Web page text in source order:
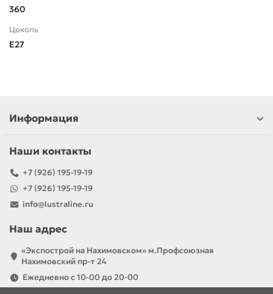
360
Цоколь
E27
Информация
Наши контакты
+7 (926) 195-19-19
+7 (926) 195-19-19
info@lustraline.ru
Наш адрес
«Экспострой на Нахимовском» м.Профсоюзная
Нахимовский пр-т 24
Ежедневно с 10-00 до 20-00